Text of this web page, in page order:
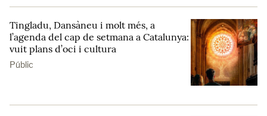
Tingladu, Dansàneu i molt més, a
l’agenda del cap de setmana a Catalunya:
vuit plans d’oci i cultura
Públic